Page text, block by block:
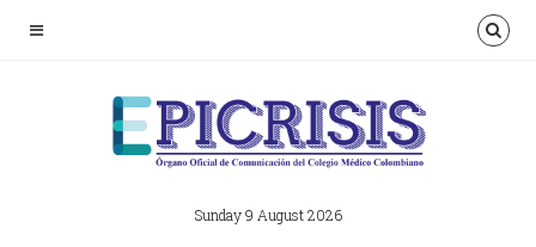
Sunday 9 August 2026